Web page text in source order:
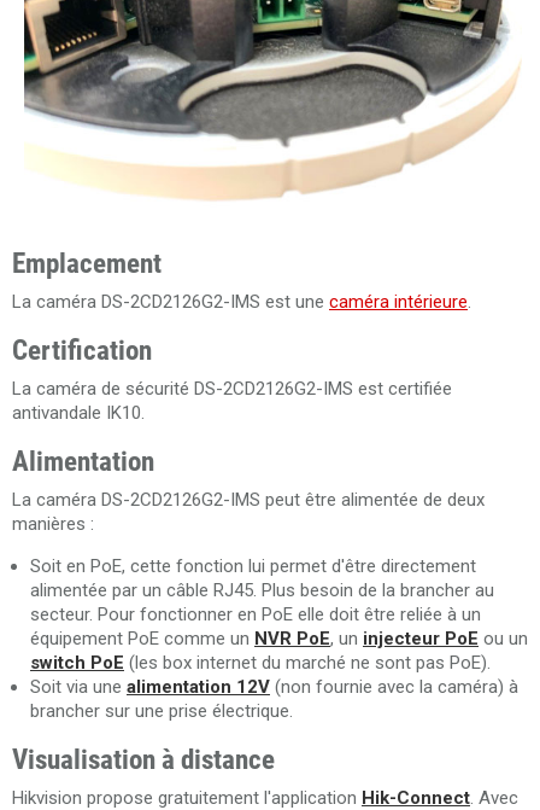
Emplacement
La caméra DS-2CD2126G2-IMS est une caméra intérieure.
Certification
La caméra de sécurité DS-2CD2126G2-IMS est certifiée
antivandale IK10.
Alimentation
La caméra DS-2CD2126G2-IMS peut être alimentée de deux
manières :
Soit en PoE, cette fonction lui permet d'être directement
alimentée par un câble RJ45. Plus besoin de la brancher au
secteur. Pour fonctionner en PoE elle doit être reliée à un
équipement PoE comme un NVR PoE, un injecteur PoE ou un
switch PoE (les box internet du marché ne sont pas PoE).
Soit via une alimentation 12V (non fournie avec la caméra) à
brancher sur une prise électrique.
Visualisation à distance
Hikvision propose gratuitement l'application Hik-Connect. Avec